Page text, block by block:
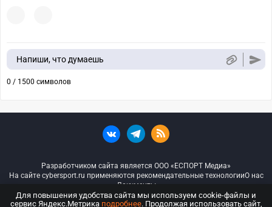
Напиши, что думаешь
0 / 1500 символов
Разработчиком сайта является ООО «ЕСПОРТ Медиа»
На сайте cybersport.ru применяются рекомендательные технологииО нас
Документы
© ООО «Киберспорт.ру» — Все права защищены
Для повышения удобства сайта мы используем cookie-файлы и
сервис Яндекс.Метрика подробнее. Продолжая использовать сайт,